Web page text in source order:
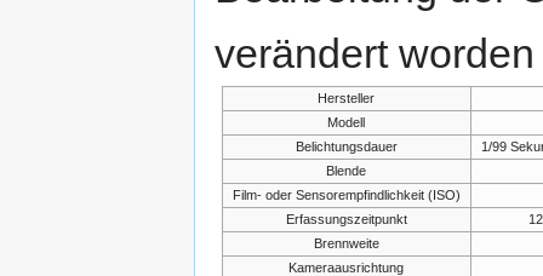
verändert
Hersteller
Modell
Belichtungsdauer
1/99
Blende
Film- oder Sensorempfindlichkeit (ISO)
Erfassungszeitpunkt
Brennweite
Kameraausrichtung